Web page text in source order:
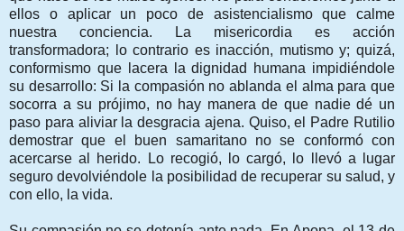
ellos o aplicar un poco de asistencialismo que calme
nuestra conciencia. La misericordia es acción
transformadora; lo contrario es inacción, mutismo y; quizá,
conformismo que lacera la dignidad humana impidiéndole
su desarrollo: Si la compasión no ablanda el alma para que
socorra a su prójimo, no hay manera de que nadie dé un
paso para aliviar la desgracia ajena. Quiso, el Padre Rutilio
demostrar que el buen samaritano no se conformó con
acercarse al herido. Lo recogió, lo cargó, lo llevó a lugar
seguro devolviéndole la posibilidad de recuperar su salud, y
con ello, la vida.